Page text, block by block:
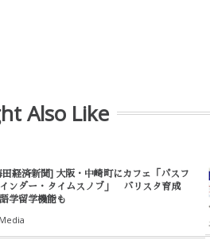
Also Like
田経済新聞] 大阪・中崎町にカフェ「パスフ
ンダー・タイムスノブ」 バリスタ育成
学留学機能も
Media